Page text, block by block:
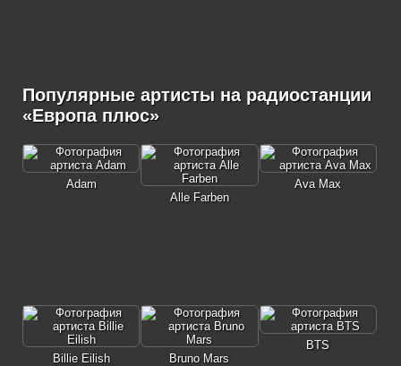
Популярные артисты на радиостанции
«Европа плюс»
Adam
Alle Farben
Ava Max
Billie Eilish Bruno Mars
BTS